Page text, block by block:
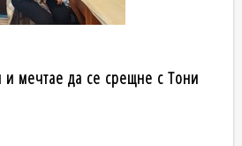
и мечтае да се срещне с Тони